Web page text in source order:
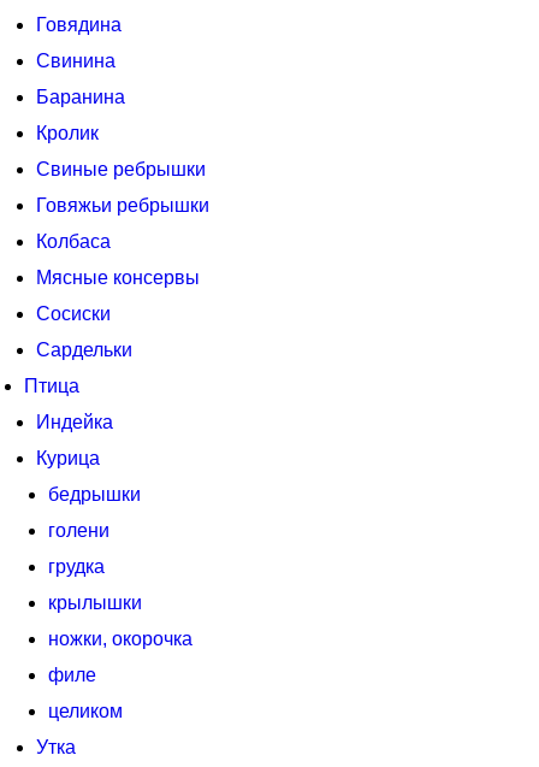
Говядина
Свинина
Баранина
Кролик
Свиные ребрышки
Говяжьи ребрышки
Колбаса
Мясные консервы
Сосиски
Сардельки
Птица
Индейка
Курица
бедрышки
голени
грудка
крылышки
ножки, окорочка
филе
целиком
Утка